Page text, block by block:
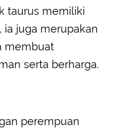
taurus memiliki
juga merupakan
membuat
serta berharga.
perempuan